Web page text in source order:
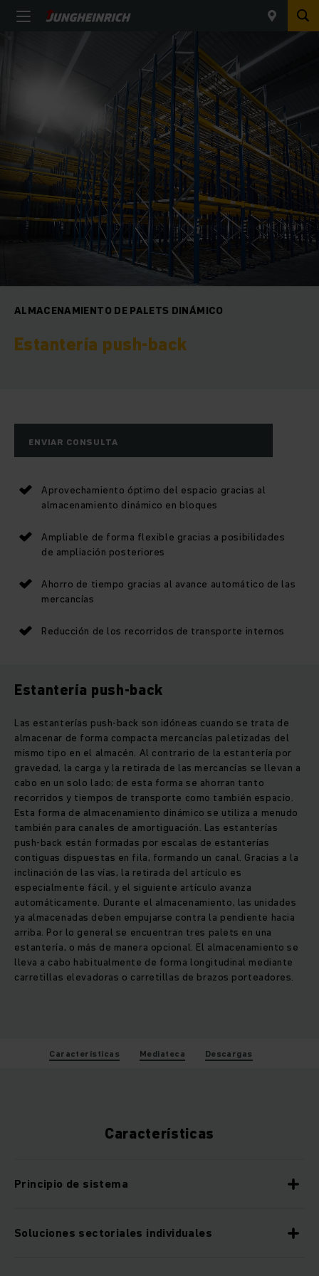
ALMACENAMIENTO DE PALETS DINÁMICO
Estantería push-back
ENVIAR CONSULTA
Aprovechamiento óptimo del espacio gracias al
almacenamiento dinámico en bloques
Ampliable de forma flexible gracias a posibilidades
de ampliación posteriores
Ahorro de tiempo gracias al avance automático de las
mercancías
Reducción de los recorridos de transporte internos
Estantería push-back
Las estanterías push-back son idóneas cuando se trata de
almacenar de forma compacta mercancías paletizadas del
mismo tipo en el almacén. Al contrario de la estantería por
gravedad, la carga y la retirada de las mercancías se llevan a
cabo en un solo lado; de esta forma se ahorran tanto
recorridos y tiempos de transporte como también espacio.
Esta forma de almacenamiento dinámico se utiliza a menudo
también para canales de amortiguación. Las estanterías
push-back están formadas por escalas de estanterías
contiguas dispuestas en fila, formando un canal. Gracias a la
inclinación de las vías, la retirada del artículo es
especialmente fácil, y el siguiente artículo avanza
automáticamente. Durante el almacenamiento, las unidades
ya almacenadas deben empujarse contra la pendiente hacia
arriba. Por lo general se encuentran tres palets en una
estantería, o más de manera opcional. El almacenamiento se
lleva a cabo habitualmente de forma longitudinal mediante
carretillas elevadoras o carretillas de brazos porteadores.
Características Mediateca Descargas
Características
Principio de sistema
Soluciones sectoriales individuales